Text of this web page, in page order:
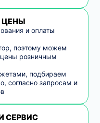
ЦЕНЫ
и оплаты
поэтому можем
цены розничным
подбираем
согласно запросам и
СЕРВИС